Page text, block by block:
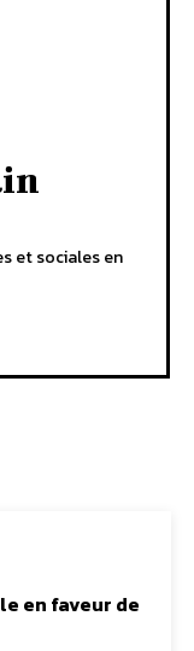
et sociales en
en faveur de